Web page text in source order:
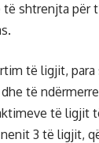
shtrenjta për
të ligjit,
të
të
3 të ligjit,